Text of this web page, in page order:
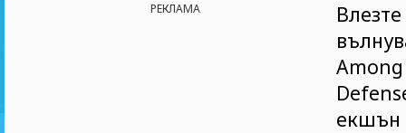
РЕКЛАМА